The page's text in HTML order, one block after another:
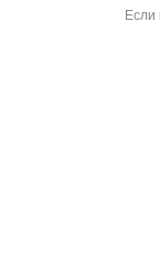
Если